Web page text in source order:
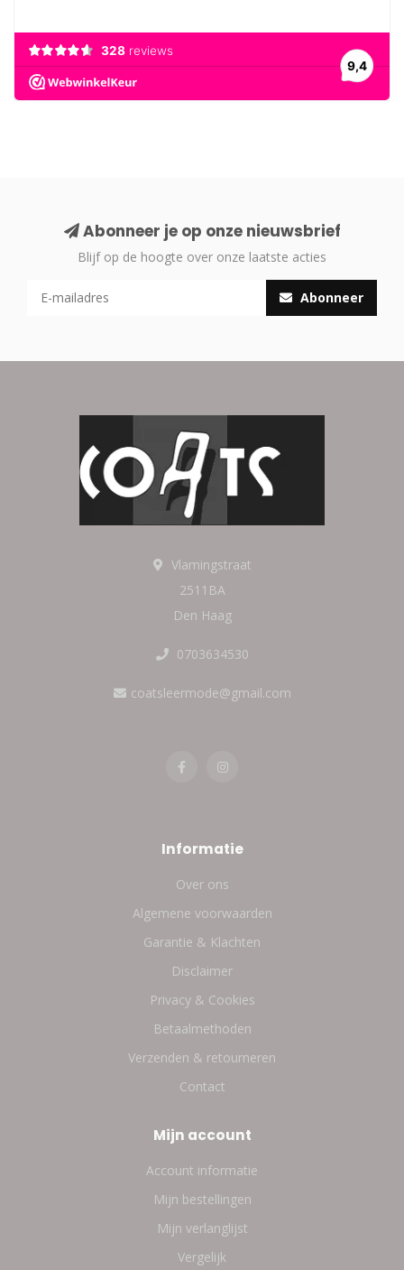
Abonneer je op onze nieuwsbrief
Blijf op de hoogte over onze laatste acties
Abonneer
Vlamingstraat
2511BA
Den Haag
0703634530
coatsleermode@gmail.com
Informatie
Over ons
Algemene voorwaarden
Garantie & Klachten
Disclaimer
Privacy & Cookies
Betaalmethoden
Verzenden & retourneren
Contact
Mijn account
Account informatie
Mijn bestellingen
Mijn verlanglijst
Vergelijk